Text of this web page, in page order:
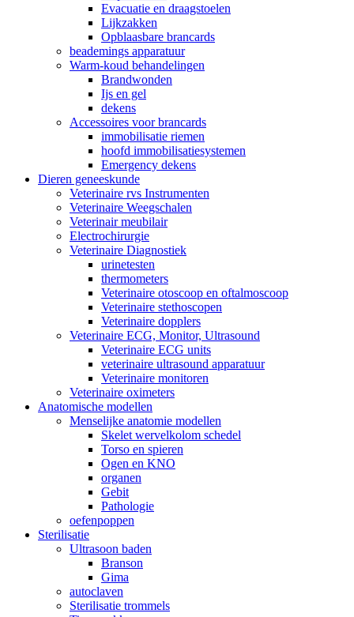
Evacuatie en draagstoelen
Lijkzakken
Opblaasbare brancards
beademings apparatuur
Warm-koud behandelingen
Brandwonden
Ijs en gel
dekens
Accessoires voor brancards
immobilisatie riemen
hoofd immobilisatiesystemen
Emergency dekens
Dieren geneeskunde
Veterinaire rvs Instrumenten
Veterinaire Weegschalen
Veterinair meubilair
Electrochirurgie
Veterinaire Diagnostiek
urinetesten
thermometers
Veterinaire otoscoop en oftalmoscoop
Veterinaire stethoscopen
Veterinaire dopplers
Veterinaire ECG, Monitor, Ultrasound
Veterinaire ECG units
veterinaire ultrasound apparatuur
Veterinaire monitoren
Veterinaire oximeters
Anatomische modellen
Menselijke anatomie modellen
Skelet wervelkolom schedel
Torso en spieren
Ogen en KNO
organen
Gebit
Pathologie
oefenpoppen
Sterilisatie
Ultrasoon baden
Branson
Gima
autoclaven
Sterilisatie trommels